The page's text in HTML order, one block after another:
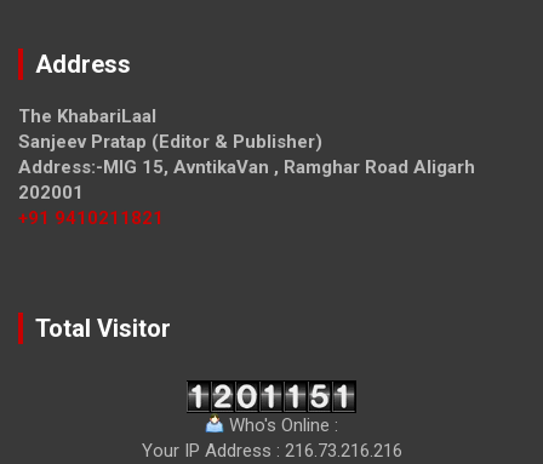
Address
The KhabariLaal
Sanjeev Pratap (Editor & Publisher)
Address:-MIG 15, AvntikaVan , Ramghar Road Aligarh
202001
+91 9410211821
Total Visitor
Who's Online :
Your IP Address : 216.73.216.216